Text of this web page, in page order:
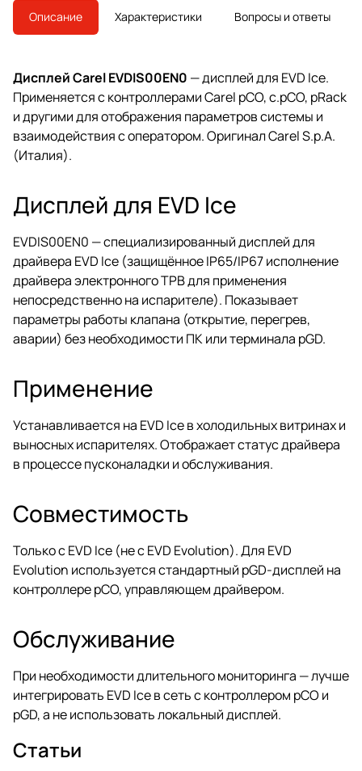
Описание Характеристики Вопросы и ответы
Дисплей Carel EVDIS00EN0 — дисплей для EVD Ice.
Применяется с контроллерами Carel pCO, c.pCO, pRack
и другими для отображения параметров системы и
взаимодействия с оператором. Оригинал Carel S.p.A.
(Италия).
Дисплей для EVD Ice
EVDIS00EN0 — специализированный дисплей для
драйвера EVD Ice (защищённое IP65/IP67 исполнение
драйвера электронного ТРВ для применения
непосредственно на испарителе). Показывает
параметры работы клапана (открытие, перегрев,
аварии) без необходимости ПК или терминала pGD.
Применение
Устанавливается на EVD Ice в холодильных витринах и
выносных испарителях. Отображает статус драйвера
в процессе пусконаладки и обслуживания.
Совместимость
Только с EVD Ice (не с EVD Evolution). Для EVD
Evolution используется стандартный pGD-дисплей на
контроллере pCO, управляющем драйвером.
Обслуживание
При необходимости длительного мониторинга — лучше
интегрировать EVD Ice в сеть с контроллером pCO и
pGD, а не использовать локальный дисплей.
Статьи